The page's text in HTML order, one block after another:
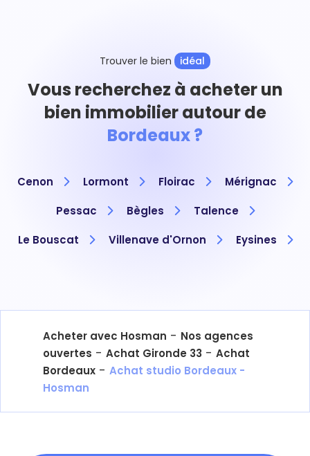
Trouver le bien idéal
Vous recherchez à acheter un
bien immobilier autour de
Bordeaux ?
Cenon Lormont Floirac
Mérignac
Pessac
Bègles
Talence
Le Bouscat
Villenave d'Ornon Eysines
Acheter avec Hosman - Nos agences
ouvertes - Achat Gironde 33 - Achat
Bordeaux - Achat studio Bordeaux -
Hosman